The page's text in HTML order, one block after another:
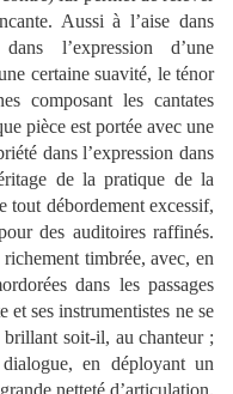
Aussi à l’aise dans
l’expression d’une
certaine suavité, le ténor
composant les cantates
pièce est portée avec une
dans l’expression dans
de la pratique de la
tout débordement excessif,
des auditoires raffinés.
timbrée, avec, en
dans les passages
et ses instrumentistes ne se
soit-il, au chanteur ;
en déployant un
netteté d’articulation.